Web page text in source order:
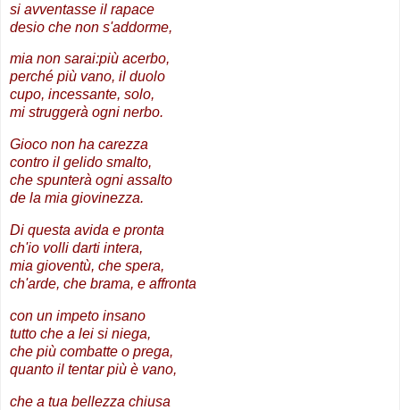
si avventasse il rapace
desio che non s'addorme,
mia non sarai:più acerbo,
perché più vano, il duolo
cupo, incessante, solo,
mi struggerà ogni nerbo.
Gioco non ha carezza
contro il gelido smalto,
che spunterà ogni assalto
de la mia giovinezza.
Di questa avida e pronta
ch'io volli darti intera,
mia gioventù, che spera,
ch'arde, che brama, e affronta
con un impeto insano
tutto che a lei si niega,
che più combatte o prega,
quanto il tentar più è vano,
che a tua bellezza chiusa